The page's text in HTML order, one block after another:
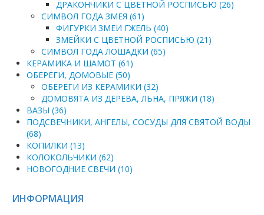
ДРАКОНЧИКИ С ЦВЕТНОЙ РОСПИСЬЮ (26)
СИМВОЛ ГОДА ЗМЕЯ (61)
ФИГУРКИ ЗМЕИ ГЖЕЛЬ (40)
ЗМЕЙКИ С ЦВЕТНОЙ РОСПИСЬЮ (21)
СИМВОЛ ГОДА ЛОШАДКИ (65)
КЕРАМИКА И ШАМОТ (61)
ОБЕРЕГИ, ДОМОВЫЕ (50)
ОБЕРЕГИ ИЗ КЕРАМИКИ (32)
ДОМОВЯТА ИЗ ДЕРЕВА, ЛЬНА, ПРЯЖИ (18)
ВАЗЫ (36)
ПОДСВЕЧНИКИ, АНГЕЛЫ, СОСУДЫ ДЛЯ СВЯТОЙ ВОДЫ
(68)
КОПИЛКИ (13)
КОЛОКОЛЬЧИКИ (62)
НОВОГОДНИЕ СВЕЧИ (10)
ИНФОРМАЦИЯ